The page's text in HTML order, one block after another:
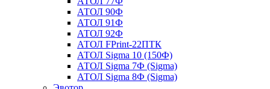
АТОЛ 90Ф
АТОЛ 91Ф
АТОЛ 92Ф
АТОЛ FPrint-22ПТК
АТОЛ Sigma 10 (150Ф)
АТОЛ Sigma 7Ф (Sigma)
АТОЛ Sigma 8Ф (Sigma)